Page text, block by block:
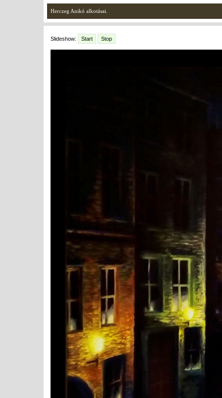
Herczeg Anikó alkotásai.
Slideshow: Start Stop